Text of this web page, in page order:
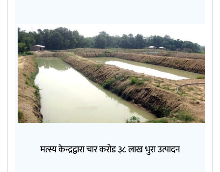
मत्स्य केन्द्रद्वारा चार करोड ३८ लाख भुरा उत्पादन